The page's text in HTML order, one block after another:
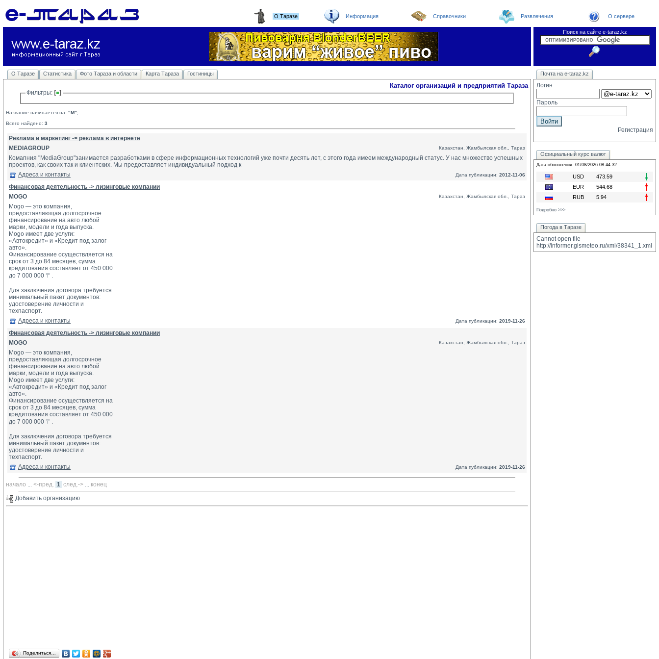
О Таразе Информация Справочники Развлечения О сервере
Поиск на сайте e-taraz.kz
О Таразе Статистика Фото Тараза и области Карта Тараза Гостиницы Новости Погода в Таразе
Телефоный справочник
Видеоконференция
Новости e-taraz Замечания и предложения
Каталог организаций и предприятий Тараза
Фильтры:
Название начинается на: "M";
Всего найдено: 3
Реклама и маркетинг -> реклама в интернете
MEDIAGROUP
Казахстан, Жамбылская обл., Тараз
Комапния "MediaGroup"занимается разработками в сфере информационных технологий уже почти десять лет, с этого года имеем международный статус. У нас множество успешных
проектов, как своих так и клиентских. Мы предоставляет индивидуальный подход к
Адреса и контакты
Дата публикации: 2012-11-06
Финансовая деятельность -> лизинговые компании
MOGO
Казахстан, Жамбылская обл., Тараз
Mogo — это компания,
предоставляющая долгосрочное
финансирование на авто любой
марки, модели и года выпуска.
Mogo имеет две услуги:
«Автокредит» и «Кредит под залог
авто».
Финансирование осуществляется на
срок от 3 до 84 месяцев, сумма
кредитования составляет от 450 000
до 7 000 000 〒.
Для заключения договора требуется
минимальный пакет документов:
удостоверение личности и
техпаспорт.
Адреса и контакты
Дата публикации: 2019-11-26
Финансовая деятельность -> лизинговые компании
MOGO
Казахстан, Жамбылская обл., Тараз
Mogo — это компания,
предоставляющая долгосрочное
финансирование на авто любой
марки, модели и года выпуска.
Mogo имеет две услуги:
«Автокредит» и «Кредит под залог
авто».
Финансирование осуществляется на
срок от 3 до 84 месяцев, сумма
кредитования составляет от 450 000
до 7 000 000 〒.
Для заключения договора требуется
минимальный пакет документов:
удостоверение личности и
техпаспорт.
Адреса и контакты
Дата публикации: 2019-11-26
начало ... <-пред. 1 след.-> ... конец
Добавить организацию
Поделиться…
Почта на e-taraz.kz
Логин
Пароль
Регистрация
Официальный курс валют
Дата обновления: 01/08/2026 08:44:32
USD
473.59
EUR
544.68
RUB
5.94
Подробно >>>
Погода в Таразе
Cannot open file
http://informer.gismeteo.ru/xml/38341_1.xml